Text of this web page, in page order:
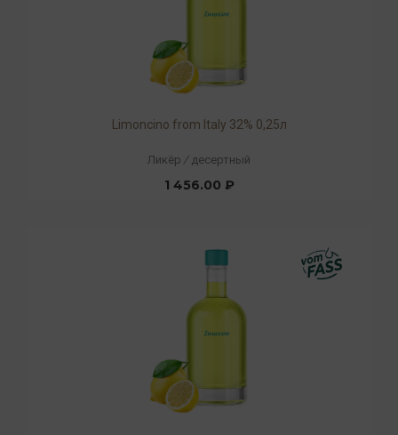
Limoncino from Italy 32% 0,25л
Ликёр / десертный
1 456.00 ₽